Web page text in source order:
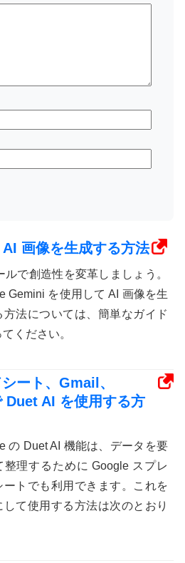
画像を生成する方法
ルで創造性を変革しましょう。
Gemini を使用して AI 画像を生
方法については、簡単なガイド
ください。
ート、Gmail、
AI を使用する方
の Duet AI 機能は、データを要
整理するために Google スプレ
ートでも利用できます。これを
して使用する方法は次のとおり